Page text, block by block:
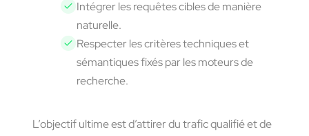
Intégrer les requêtes cibles de manière
naturelle.
Respecter les critères techniques et
sémantiques fixés par les moteurs de
recherche.
L’objectif ultime est d’attirer du trafic qualifié et de